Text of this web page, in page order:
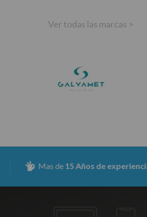
Ver todas las marcas >
Mas de15 Años de experiencia